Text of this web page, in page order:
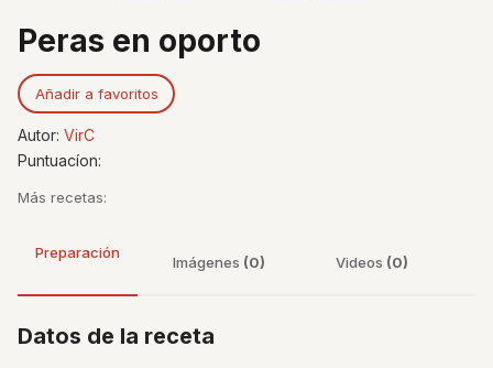
Peras en oporto
Añadir a favoritos
Autor: VirC
Puntuacíon:
Más recetas:
Preparación
Imágenes (0) Videos (0)
Datos de la receta